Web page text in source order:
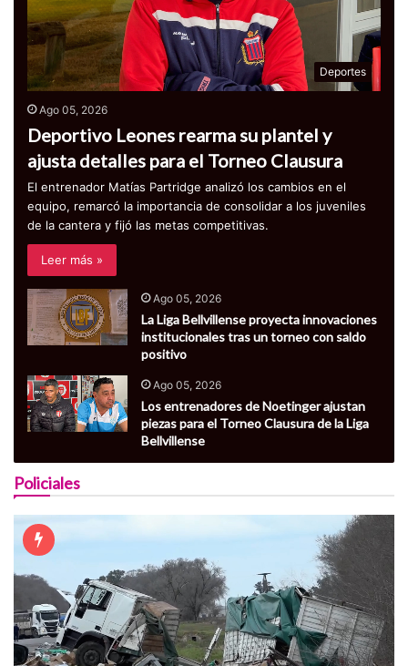
Deportes
Ago 05, 2026
Deportivo Leones rearma su plantel y
ajusta detalles para el Torneo Clausura
El entrenador Matías Partridge analizó los cambios en el
equipo, remarcó la importancia de consolidar a los juveniles
de la cantera y fijó las metas competitivas.
Leer más »
Ago 05, 2026
La Liga Bellvillense proyecta innovaciones
institucionales tras un torneo con saldo
positivo
Ago 05, 2026
Los entrenadores de Noetinger ajustan
piezas para el Torneo Clausura de la Liga
Bellvillense
Policiales